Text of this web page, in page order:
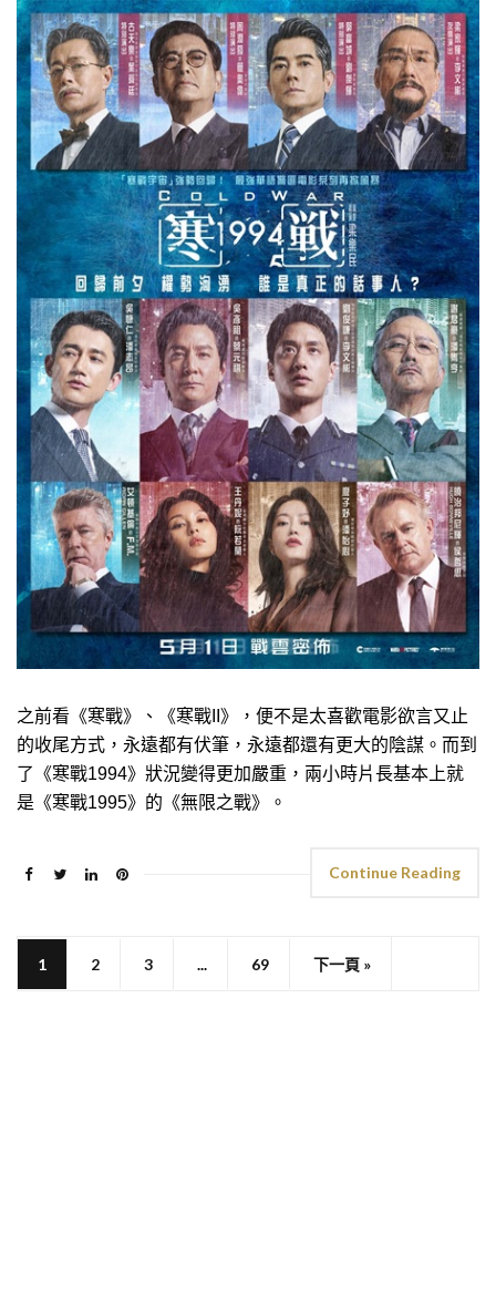
之前看《寒戰》、《寒戰II》，便不是太喜歡電影欲言又止
的收尾方式，永遠都有伏筆，永遠都還有更大的陰謀。而到
了《寒戰1994》狀況變得更加嚴重，兩小時片長基本上就
是《寒戰1995》的《無限之戰》。
Continue Reading
下一頁 »